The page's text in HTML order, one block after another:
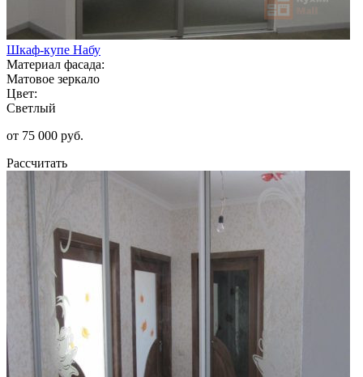
Шкаф-купе Набу
Материал фасада:
Матовое зеркало
Цвет:
Светлый
от 75 000 руб.
Рассчитать